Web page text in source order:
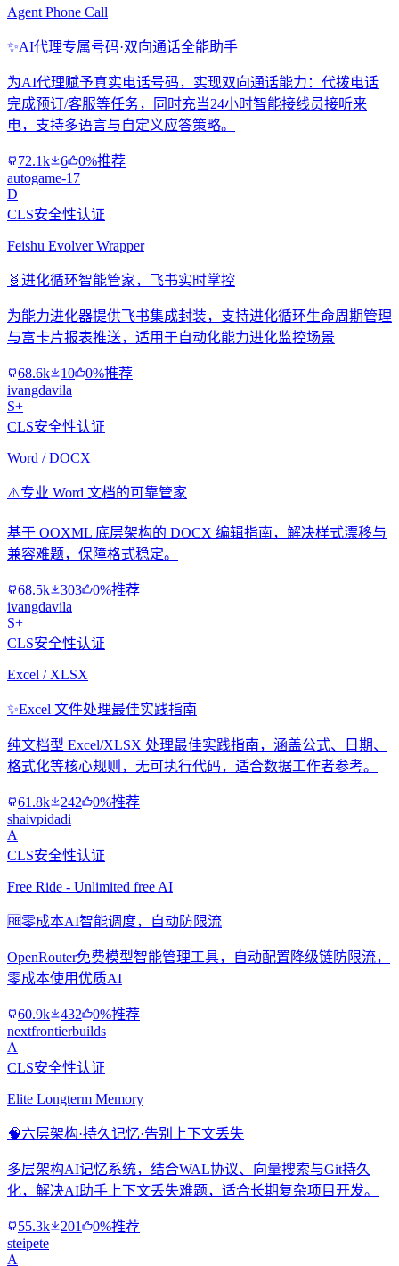
Agent Phone Call
✨AI代理专属号码·双向通话全能助手
为AI代理赋予真实电话号码，实现双向通话能力：代拨电话
完成预订/客服等任务，同时充当24小时智能接线员接听来
电，支持多语言与自定义应答策略。
72.1k 6
0%推荐
autogame-17
D
CLS安全性认证
Feishu Evolver Wrapper
🧬 进化循环智能管家，飞书实时掌控
为能力进化器提供飞书集成封装，支持进化循环生命周期管理
与富卡片报表推送，适用于自动化能力进化监控场景
68.6k 10
0%推荐
ivangdavila
S+
CLS安全性认证
Word / DOCX
⚠️专业 Word 文档的可靠管家
基于 OOXML 底层架构的 DOCX 编辑指南，解决样式漂移与
兼容难题，保障格式稳定。
68.5k 303
0%推荐
ivangdavila
S+
CLS安全性认证
Excel / XLSX
✨Excel 文件处理最佳实践指南
纯文档型 Excel/XLSX 处理最佳实践指南，涵盖公式、日期、
格式化等核心规则，无可执行代码，适合数据工作者参考。
61.8k 242
0%推荐
shaivpidadi
A
CLS安全性认证
Free Ride - Unlimited free AI
🆓零成本AI智能调度，自动防限流
OpenRouter免费模型智能管理工具，自动配置降级链防限流，
零成本使用优质AI
60.9k 432
0%推荐
nextfrontierbuilds
A
CLS安全性认证
Elite Longterm Memory
🧠六层架构·持久记忆·告别上下文丢失
多层架构AI记忆系统，结合WAL协议、向量搜索与Git持久
化，解决AI助手上下文丢失难题，适合长期复杂项目开发。
55.3k 201
0%推荐
steipete
A